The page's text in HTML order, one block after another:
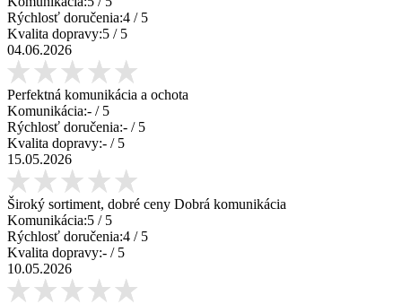
Rýchlosť doručenia:4 / 5
Kvalita dopravy:5 / 5
04.06.2026
Perfektná komunikácia a ochota
Komunikácia:- / 5
Rýchlosť doručenia:- / 5
Kvalita dopravy:- / 5
15.05.2026
Široký sortiment, dobré ceny Dobrá komunikácia
Komunikácia:5 / 5
Rýchlosť doručenia:4 / 5
Kvalita dopravy:- / 5
10.05.2026